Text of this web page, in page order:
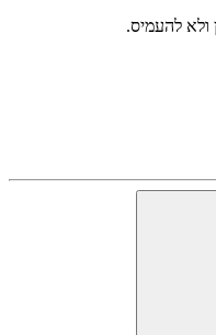
ולא להעמיס.